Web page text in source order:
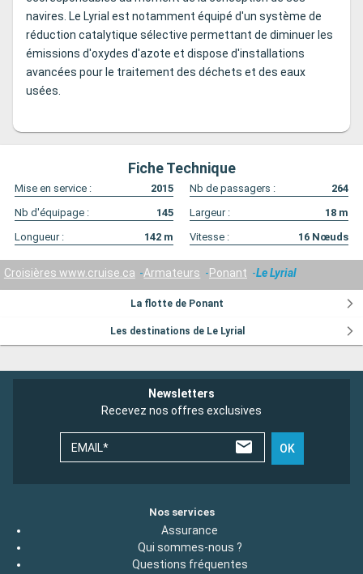
navires. Le Lyrial est notamment équipé d'un système de
réduction catalytique sélective permettant de diminuer les
émissions d'oxydes d'azote et dispose d'installations
avancées pour le traitement des déchets et des eaux
usées.
Fiche Technique
Mise en service : 2015 Nb de passagers :
264
Nb d'équipage :
145 Largeur : 18 m
Longueur :
142 m Vitesse : 16 Nœuds
Croisières www.cruise.ca Armateurs Ponant Le Lyrial
La flotte de Ponant
Les destinations de Le Lyrial
Newsletters
Recevez nos offres exclusives
EMAIL* OK
Nos services
Assurance
Qui sommes-nous ?
Questions fréquentes